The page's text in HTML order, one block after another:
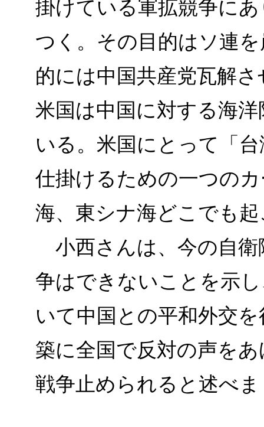
掛けている軍拡競争に
つく。その目的はソ連
的には中国共産党瓦解
米国は中国に対する海
いる。米国にとって「
仕掛けるための一つの
海、東シナ海どこでも
小西さんは、今の自衛
争はできないことを示
いて中国との平和外交
築に全国で反対の声を
戦争止められると述べ